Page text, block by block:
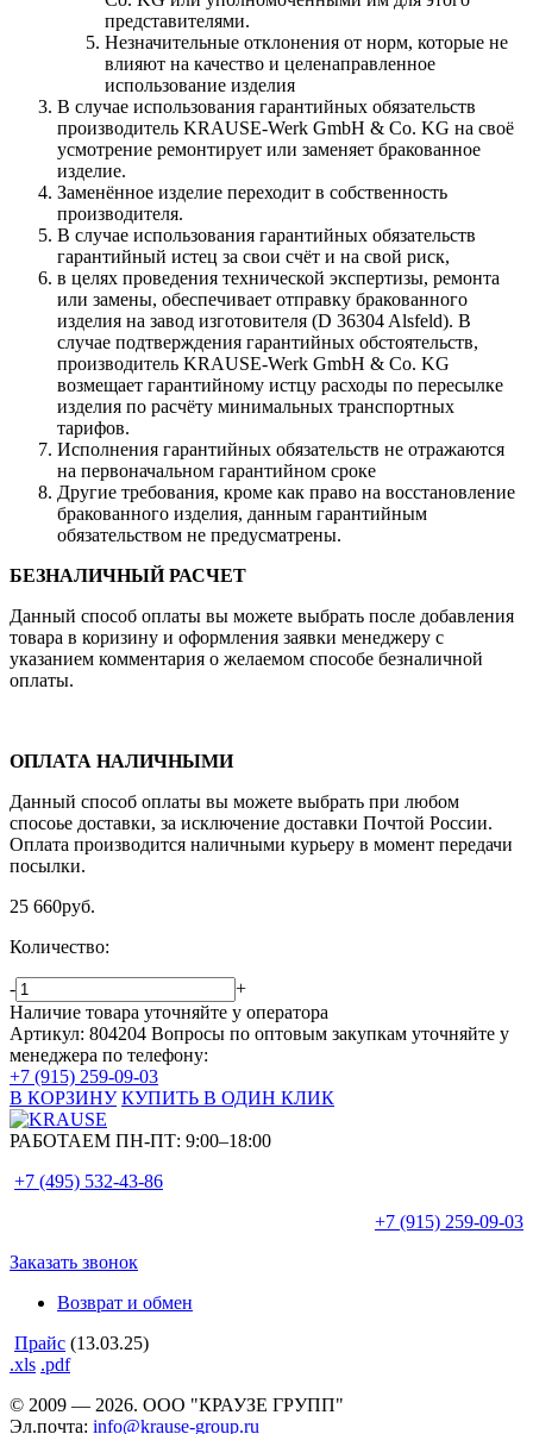
представителями.
Незначительные отклонения от норм, которые не
влияют на качество и целенаправленное
использование изделия
В случае использования гарантийных обязательств
производитель KRAUSE-Werk GmbH & Со. KG на своё
усмотрение ремонтирует или заменяет бракованное
изделие.
Заменённое изделие переходит в собственность
производителя.
В случае использования гарантийных обязательств
гарантийный истец за свои счёт и на свой риск,
в целях проведения технической экспертизы, ремонта
или замены, обеспечивает отправку бракованного
изделия на завод изготовителя (D 36304 Alsfeld). В
случае подтверждения гарантийных обстоятельств,
производитель KRAUSE-Werk GmbH & Со. KG
возмещает гарантийному истцу расходы по пересылке
изделия по расчёту минимальных транспортных
тарифов.
Исполнения гарантийных обязательств не отражаются
на первоначальном гарантийном сроке
Другие требования, кроме как право на восстановление
бракованного изделия, данным гарантийным
обязательством не предусматрены.
БЕЗНАЛИЧНЫЙ РАСЧЕТ
Данный способ оплаты вы можете выбрать после добавления
товара в коризину и оформления заявки менеджеру c
указанием комментария о желаемом способе безналичной
оплаты.
ОПЛАТА НАЛИЧНЫМИ
Данный способ оплаты вы можете выбрать при любом
спосоье доставки, за исключение доставки Почтой России.
Оплата производится наличными курьеру в момент передачи
посылки.
25 660руб.
Количество:
-
+
Наличие товара уточняйте у оператора
Артикул: 804204 Вопросы по оптовым закупкам уточняйте у
менеджера по телефону:
+7 (915) 259-09-03
В КОРЗИНУ КУПИТЬ В ОДИН КЛИК
РАБОТАЕМ ПН-ПТ: 9:00–18:00
+7 (495) 532-43-86
+7 (915) 259-09-03
Заказать звонок
Возврат и обмен
Прайс (13.03.25)
.xls .pdf
© 2009 — 2026. ООО "КРАУЗЕ ГРУПП"
Эл.почта: info@krause-group.ru